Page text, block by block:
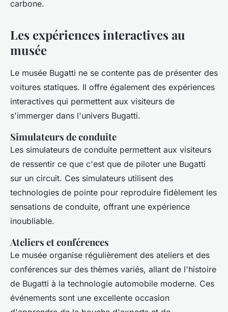
carbone.
Les expériences interactives au
musée
Le musée Bugatti ne se contente pas de présenter des
voitures statiques. Il offre également des expériences
interactives qui permettent aux visiteurs de
s'immerger dans l'univers Bugatti.
Simulateurs de conduite
Les simulateurs de conduite permettent aux visiteurs
de ressentir ce que c'est que de piloter une Bugatti
sur un circuit. Ces simulateurs utilisent des
technologies de pointe pour reproduire fidèlement les
sensations de conduite, offrant une expérience
inoubliable.
Ateliers et conférences
Le musée organise régulièrement des ateliers et des
conférences sur des thèmes variés, allant de l'histoire
de Bugatti à la technologie automobile moderne. Ces
événements sont une excellente occasion